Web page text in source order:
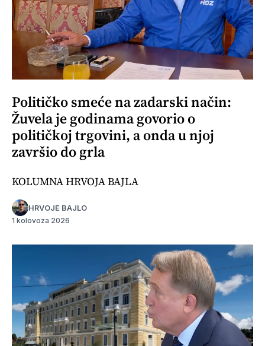
Političko smeće na zadarski način:
Žuvela je godinama govorio o
političkoj trgovini, a onda u njoj
završio do grla
KOLUMNA HRVOJA BAJLA
HRVOJE BAJLO
1 kolovoza 2026